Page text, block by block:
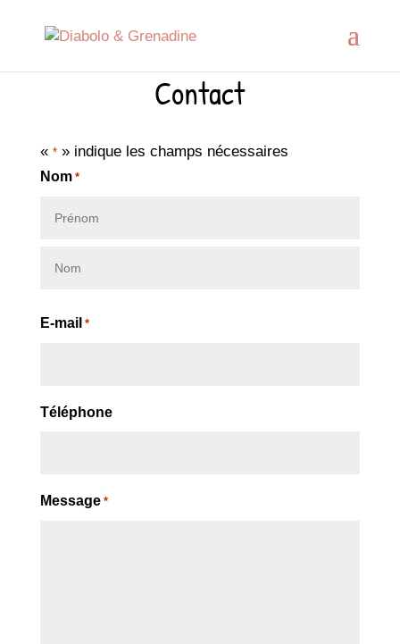
Contact
« *» indique les champs nécessaires
Nom *
E-mail *
Téléphone
Message *